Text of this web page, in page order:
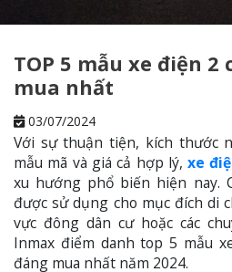
TOP 5 mẫu xe điện 2
mua nhất
03/07/2024
Với sự thuận tiện, kích thước
mẫu mã và giá cả hợp lý,xe
xu hướng phổ biến hiện nay.
được sử dụng cho mục đích di
vực đông dân cư hoặc các
Inmax điểm danh top 5 mẫu
đáng mua nhất năm 2024.